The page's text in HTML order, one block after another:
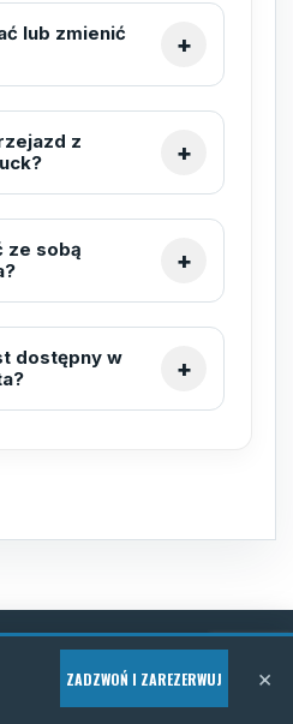
lub zmienić
z
ze sobą
dostępny w
ZADZWOŃ I ZAREZERWUJ ×